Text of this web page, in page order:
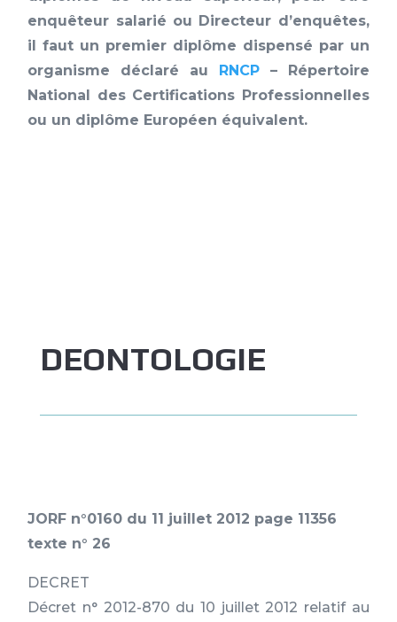
enquêteur salarié ou Directeur d’enquêtes,
il faut un premier diplôme dispensé par un
organisme déclaré au RNCP– Répertoire
National des Certifications Professionnelles
ou un diplôme Européen équivalent.
DEONTOLOGIE
JORF n°0160 du 11 juillet 2012 page 11356
texte n° 26
DECRET
Décret n° 2012-870 du 10 juillet 2012 relatif au